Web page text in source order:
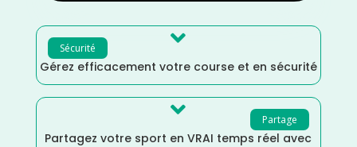
Sécurité 
Gérez efficacement votre course et en sécurité
Partage

Partagez votre sport en VRAI temps réel avec